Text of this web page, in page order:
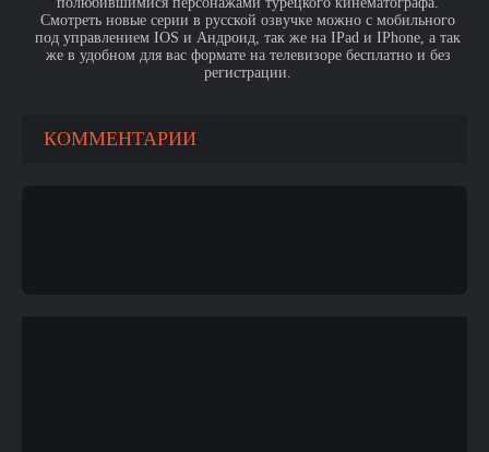
Смотреть новые серии в русской озвучке можно с мобильного
под управлением IOS и Андроид, так же на IPad и IPhone, а так
же в удобном для вас формате на телевизоре бесплатно и без
регистрации.
КОММЕНТАРИИ